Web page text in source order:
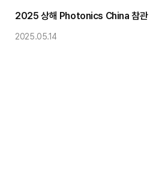
2025 상해 Photonics China 참관
2025.05.14